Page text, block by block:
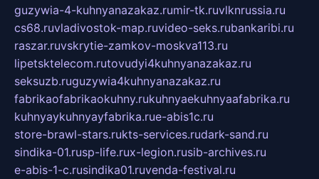
guzywia-4-kuhnyanazakaz.rumir-tk.ruvlknrussia.ru
cs68.ruvladivostok-map.ruvideo-seks.rubankaribi.ru
raszar.ruvskrytie-zamkov-moskva113.ru
lipetsktelecom.rutovudyi4kuhnyanazakaz.ru
seksuzb.ruguzywia4kuhnyanazakaz.ru
fabrikaofabrikaokuhny.rukuhnyaekuhnyaafabrika.ru
kuhnyaykuhnyayfabrika.rue-abis1c.ru
store-brawl-stars.rukts-services.rudark-sand.ru
sindika-01.rusp-life.rux-legion.rusib-archives.ru
e-abis-1-c.rusindika01.ruvenda-festival.ru